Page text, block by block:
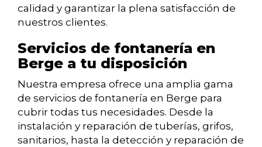
calidad y garantizar la plena satisfacción de
nuestros clientes.
Servicios de fontanería en
Berge a tu disposición
Nuestra empresa ofrece una amplia gama
de servicios de fontanería en Berge para
cubrir todas tus necesidades. Desde la
instalación y reparación de tuberías, grifos,
sanitarios, hasta la detección y reparación de